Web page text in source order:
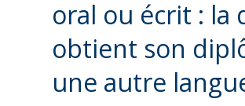
oral ou écrit : la
obtient son
une autre